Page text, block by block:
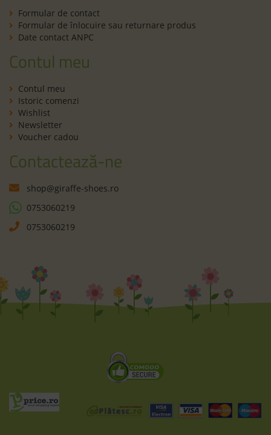
Formular de contact
Formular de înlocuire sau returnare produs
Date contact ANPC
Contul meu
Contul meu
Istoric comenzi
Wishlist
Newsletter
Voucher cadou
Contactează-ne
shop@giraffe-shoes.ro
0753060219
0753060219